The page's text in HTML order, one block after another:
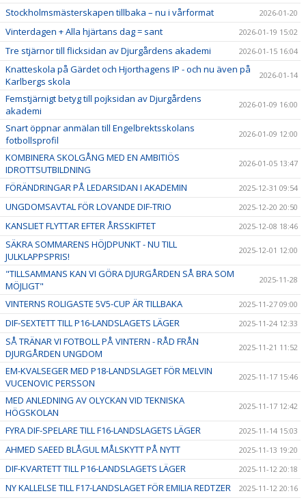
Stockholmsmästerskapen tillbaka – nu i vårformat 2026-01-20
Vinterdagen + Alla hjärtans dag = sant 2026-01-19 15:02
Tre stjärnor till flicksidan av Djurgårdens akademi 2026-01-15 16:04
Knatteskola på Gärdet och Hjorthagens IP - och nu även på
Karlbergs skola
2026-01-14
Femstjärnigt betyg till pojksidan av Djurgårdens
akademi
2026-01-09 16:00
Snart öppnar anmälan till Engelbrektsskolans
fotbollsprofil
2026-01-09 12:00
KOMBINERA SKOLGÅNG MED EN AMBITIÖS
IDROTTSUTBILDNING
2026-01-05 13:47
FÖRÄNDRINGAR PÅ LEDARSIDAN I AKADEMIN 2025-12-31 09:54
UNGDOMSAVTAL FÖR LOVANDE DIF-TRIO 2025-12-20 20:50
KANSLIET FLYTTAR EFTER ÅRSSKIFTET 2025-12-08 18:46
SÄKRA SOMMARENS HÖJDPUNKT - NU TILL
JULKLAPPSPRIS!
2025-12-01 12:00
"TILLSAMMANS KAN VI GÖRA DJURGÅRDEN SÅ BRA SOM
MÖJLIGT"
2025-11-28
VINTERNS ROLIGASTE 5V5-CUP ÄR TILLBAKA 2025-11-27 09:00
DIF-SEXTETT TILL P16-LANDSLAGETS LÄGER 2025-11-24 12:33
SÅ TRÄNAR VI FOTBOLL PÅ VINTERN - RÅD FRÅN
DJURGÅRDEN UNGDOM
2025-11-21 11:52
EM-KVALSEGER MED P18-LANDSLAGET FÖR MELVIN
VUCENOVIC PERSSON
2025-11-17 15:46
MED ANLEDNING AV OLYCKAN VID TEKNISKA
HÖGSKOLAN
2025-11-17 12:42
FYRA DIF-SPELARE TILL F16-LANDSLAGETS LÄGER 2025-11-14 15:03
AHMED SAEED BLÅGUL MÅLSKYTT PÅ NYTT 2025-11-13 19:20
DIF-KVARTETT TILL P16-LANDSLAGETS LÄGER 2025-11-12 20:18
NY KALLELSE TILL F17-LANDSLAGET FÖR EMILIA REDTZER 2025-11-12 20:16